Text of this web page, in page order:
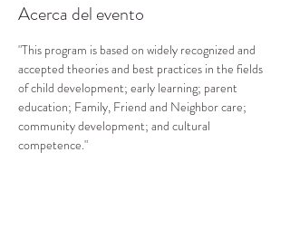
Acerca del evento
"This program is based on widely recognized and
accepted theories and best practices in the fields
of child development; early learning; parent
education; Family, Friend and Neighbor care;
community development; and cultural
competence."